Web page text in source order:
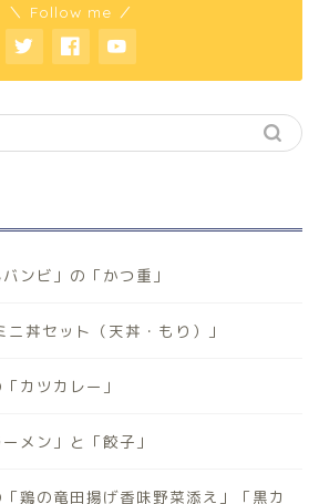
＼ Follow me ／
ンビ」の「かつ重」
ニ丼セット（天丼・もり）」
カツカレー」
メン」と「餃子」
「鶏の竜田揚げ香味野菜添え」「黒カ